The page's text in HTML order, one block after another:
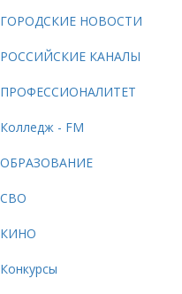
ГОРОДСКИЕ НОВОСТИ
РОССИЙСКИЕ КАНАЛЫ
ПРОФЕССИОНАЛИТЕТ
Колледж - FM
ОБРАЗОВАНИЕ
СВО
КИНО
Конкурсы